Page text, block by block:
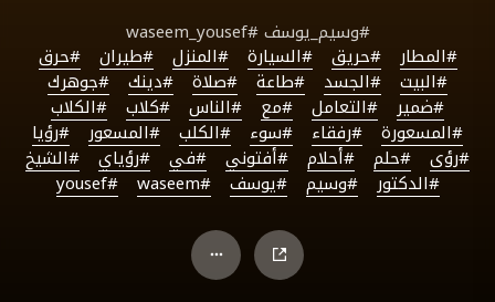
#وسيم_يوسف #waseem_yousef
#المطار #حريق #السيارة #المنزل #طيران
#حرق
#البيت
#الجسد #طاعة #صلاة #دينك
#جوهرك
#ضمير
#التعامل #مع #الناس #كلاب
#الكلاب
#المسعورة
#رفقاء #سوء #الكلب #المسعور
#رؤيا
#رؤى
#حلم #أحلام #أفتوني #في #رؤياي
#الشيخ
#الدكتور
#وسيم #يوسف #waseem
#yousef